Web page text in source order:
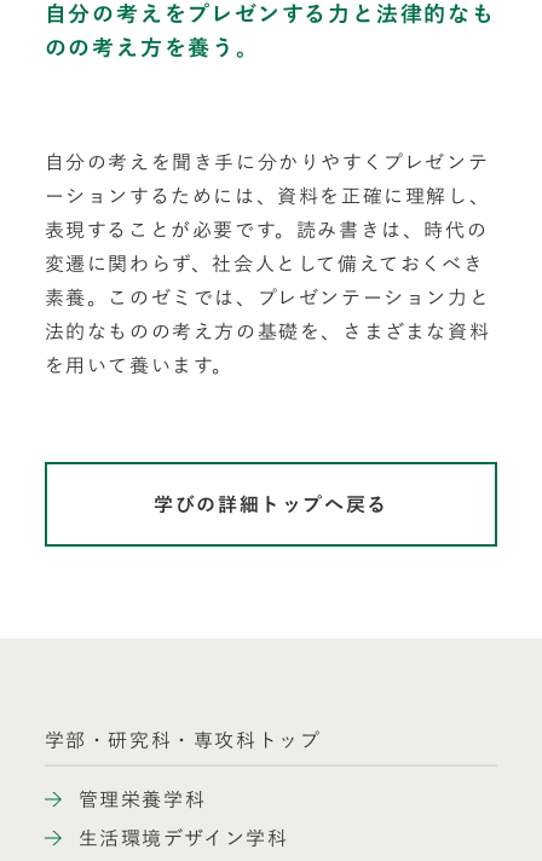
自分の考えをプレゼンする力と法律的なも
のの考え方を養う。
自分の考えを聞き手に分かりやすくプレゼンテ
ーションするためには、資料を正確に理解し、
表現することが必要です。読み書きは、時代の
変遷に関わらず、社会人として備えておくべき
素養。このゼミでは、プレゼンテーション力と
法的なものの考え方の基礎を、さまざまな資料
を用いて養います。
学びの詳細トップへ戻る
学部・研究科・専攻科トップ
管理栄養学科
生活環境デザイン学科